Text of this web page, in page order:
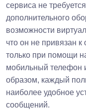
сервиса не
дополнительного
возможности
что он не привязан
только при помощи
мобильный телефон
образом, каждый
наиболее удобное
сообщений.